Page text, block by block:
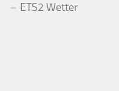
ETS2 Wetter